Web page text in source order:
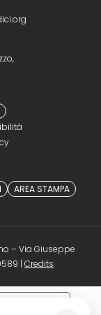
AREA STAMPA
– Via Giuseppe
| Credits